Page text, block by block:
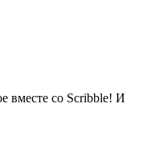
вместе со Scribble! И